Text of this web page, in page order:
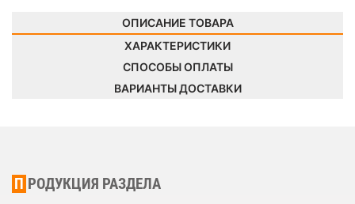
ОПИСАНИЕ ТОВАРА
ХАРАКТЕРИСТИКИ
СПОСОБЫ ОПЛАТЫ
ВАРИАНТЫ ДОСТАВКИ
ПРОДУКЦИЯ РАЗДЕЛА